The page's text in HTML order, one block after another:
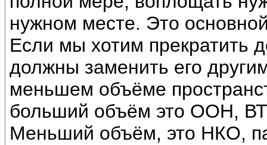
нужном месте. Это
Если мы хотим прекратить
должны заменить его
меньшем объёме
больший объём это ООН,
Меньший объём, это НКО,